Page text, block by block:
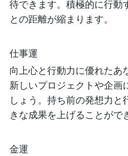
待できます。積極的に行動
との距離が縮まります。
仕事運
向上心と行動力に優れたあ
新しいプロジェクトや企画
しょう。持ち前の発想力
きな成果を上げることがで
金運